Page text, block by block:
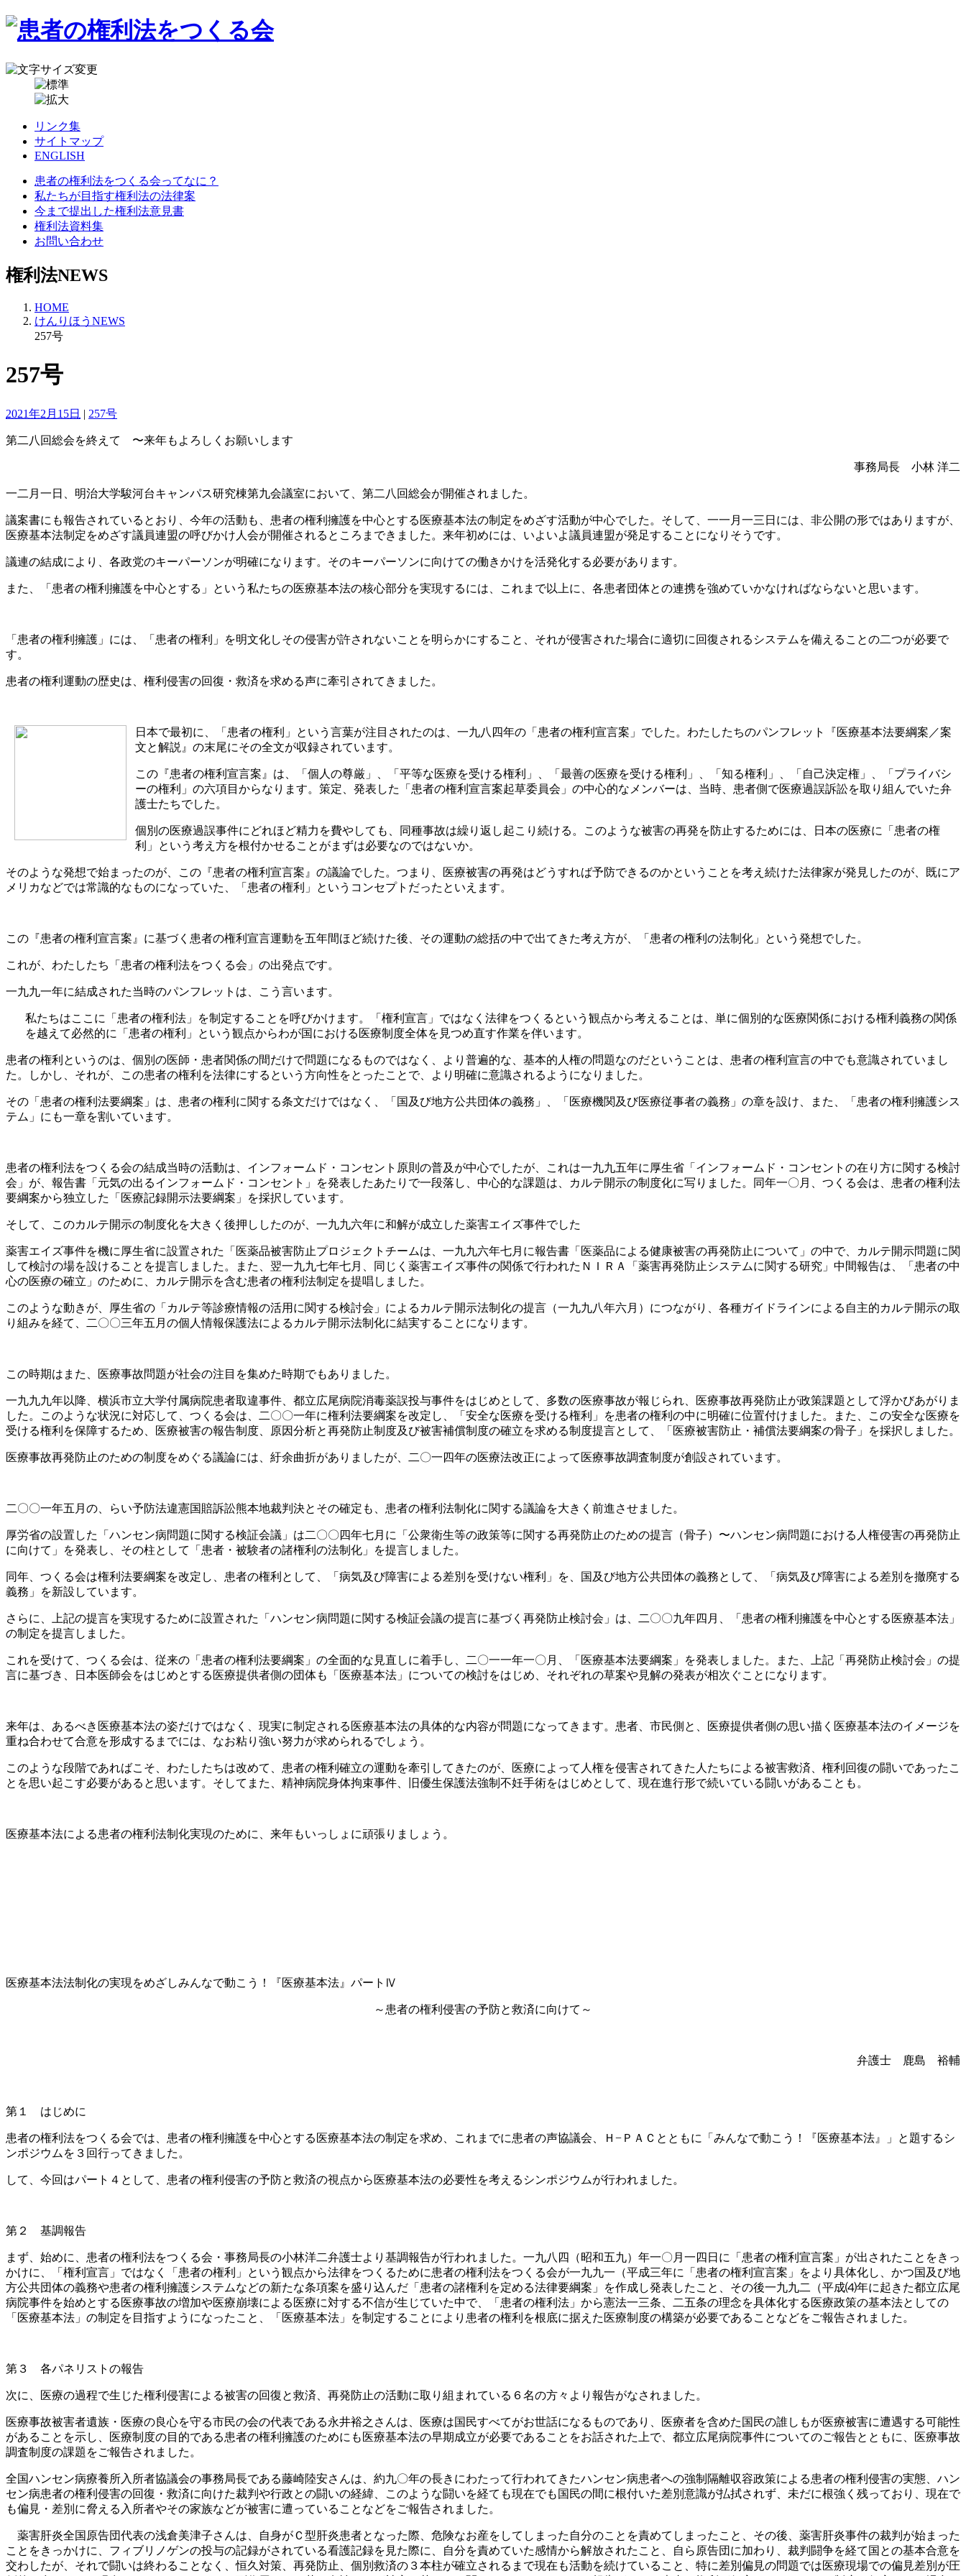
リンク集
サイトマップ
ENGLISH
患者の権利法をつくる会ってなに？
私たちが目指す権利法の法律案
今まで提出した権利法意見書
権利法資料集
お問い合わせ
権利法NEWS
HOME
けんりほうNEWS
257号
257号
2021年2月15日 | 257号
第二八回総会を終えて 〜来年もよろしくお願いします
事務局長 小林 洋二
一二月一日、明治大学駿河台キャンパス研究棟第九会議室において、第二八回総会が開催されました。
議案書にも報告されているとおり、今年の活動も、患者の権利擁護を中心とする医療基本法の制定をめざす活動が中心でした。そして、一一月一三日には、非公開の形ではありますが、
医療基本法制定をめざす議員連盟の呼びかけ人会が開催されるところまできました。来年初めには、いよいよ議員連盟が発足することになりそうです。
議連の結成により、各政党のキーパーソンが明確になります。そのキーパーソンに向けての働きかけを活発化する必要があります。
また、「患者の権利擁護を中心とする」という私たちの医療基本法の核心部分を実現するには、これまで以上に、各患者団体との連携を強めていかなければならないと思います。
「患者の権利擁護」には、「患者の権利」を明文化しその侵害が許されないことを明らかにすること、それが侵害された場合に適切に回復されるシステムを備えることの二つが必要で
す。
患者の権利運動の歴史は、権利侵害の回復・救済を求める声に牽引されてきました。
日本で最初に、「患者の権利」という言葉が注目されたのは、一九八四年の「患者の権利宣言案」でした。わたしたちのパンフレット『医療基本法要綱案／案
文と解説』の末尾にその全文が収録されています。
この『患者の権利宣言案』は、「個人の尊厳」、「平等な医療を受ける権利」、「最善の医療を受ける権利」、「知る権利」、「自己決定権」、「プライバシ
ーの権利」の六項目からなります。策定、発表した「患者の権利宣言案起草委員会」の中心的なメンバーは、当時、患者側で医療過誤訴訟を取り組んでいた弁
護士たちでした。
個別の医療過誤事件にどれほど精力を費やしても、同種事故は繰り返し起こり続ける。このような被害の再発を防止するためには、日本の医療に「患者の権
利」という考え方を根付かせることがまずは必要なのではないか。
そのような発想で始まったのが、この『患者の権利宣言案』の議論でした。つまり、医療被害の再発はどうすれば予防できるのかということを考え続けた法律家が発見したのが、既にア
メリカなどでは常識的なものになっていた、「患者の権利」というコンセプトだったといえます。
この『患者の権利宣言案』に基づく患者の権利宣言運動を五年間ほど続けた後、その運動の総括の中で出てきた考え方が、「患者の権利の法制化」という発想でした。
これが、わたしたち「患者の権利法をつくる会」の出発点です。
一九九一年に結成された当時のパンフレットは、こう言います。
私たちはここに「患者の権利法」を制定することを呼びかけます。「権利宣言」ではなく法律をつくるという観点から考えることは、単に個別的な医療関係における権利義務の関係
を越えて必然的に「患者の権利」という観点からわが国における医療制度全体を見つめ直す作業を伴います。
患者の権利というのは、個別の医師・患者関係の間だけで問題になるものではなく、より普遍的な、基本的人権の問題なのだということは、患者の権利宣言の中でも意識されていまし
た。しかし、それが、この患者の権利を法律にするという方向性をとったことで、より明確に意識されるようになりました。
その「患者の権利法要綱案」は、患者の権利に関する条文だけではなく、「国及び地方公共団体の義務」、「医療機関及び医療従事者の義務」の章を設け、また、「患者の権利擁護シス
テム」にも一章を割いています。
患者の権利法をつくる会の結成当時の活動は、インフォームド・コンセント原則の普及が中心でしたが、これは一九九五年に厚生省「インフォームド・コンセントの在り方に関する検討
会」が、報告書「元気の出るインフォームド・コンセント」を発表したあたりで一段落し、中心的な課題は、カルテ開示の制度化に写りました。同年一〇月、つくる会は、患者の権利法
要綱案から独立した「医療記録開示法要綱案」を採択しています。
そして、このカルテ開示の制度化を大きく後押ししたのが、一九九六年に和解が成立した薬害エイズ事件でした
薬害エイズ事件を機に厚生省に設置された「医薬品被害防止プロジェクトチームは、一九九六年七月に報告書「医薬品による健康被害の再発防止について」の中で、カルテ開示問題に関
して検討の場を設けることを提言しました。また、翌一九九七年七月、同じく薬害エイズ事件の関係で行われたＮＩＲＡ「薬害再発防止システムに関する研究」中間報告は、「患者の中
心の医療の確立」のために、カルテ開示を含む患者の権利法制定を提唱しました。
このような動きが、厚生省の「カルテ等診療情報の活用に関する検討会」によるカルテ開示法制化の提言（一九九八年六月）につながり、各種ガイドラインによる自主的カルテ開示の取
り組みを経て、二〇〇三年五月の個人情報保護法によるカルテ開示法制化に結実することになります。
この時期はまた、医療事故問題が社会の注目を集めた時期でもありました。
一九九九年以降、横浜市立大学付属病院患者取違事件、都立広尾病院消毒薬誤投与事件をはじめとして、多数の医療事故が報じられ、医療事故再発防止が政策課題として浮かびあがりま
した。このような状況に対応して、つくる会は、二〇〇一年に権利法要綱案を改定し、「安全な医療を受ける権利」を患者の権利の中に明確に位置付けました。また、この安全な医療を
受ける権利を保障するため、医療被害の報告制度、原因分析と再発防止制度及び被害補償制度の確立を求める制度提言として、「医療被害防止・補償法要綱案の骨子」を採択しました。
医療事故再発防止のための制度をめぐる議論には、紆余曲折がありましたが、二〇一四年の医療法改正によって医療事故調査制度が創設されています。
二〇〇一年五月の、らい予防法違憲国賠訴訟熊本地裁判決とその確定も、患者の権利法制化に関する議論を大きく前進させました。
厚労省の設置した「ハンセン病問題に関する検証会議」は二〇〇四年七月に「公衆衛生等の政策等に関する再発防止のための提言（骨子）〜ハンセン病問題における人権侵害の再発防止
に向けて」を発表し、その柱として「患者・被験者の諸権利の法制化」を提言しました。
同年、つくる会は権利法要綱案を改定し、患者の権利として、「病気及び障害による差別を受けない権利」を、国及び地方公共団体の義務として、「病気及び障害による差別を撤廃する
義務」を新設しています。
さらに、上記の提言を実現するために設置された「ハンセン病問題に関する検証会議の提言に基づく再発防止検討会」は、二〇〇九年四月、「患者の権利擁護を中心とする医療基本法」
の制定を提言しました。
これを受けて、つくる会は、従来の「患者の権利法要綱案」の全面的な見直しに着手し、二〇一一年一〇月、「医療基本法要綱案」を発表しました。また、上記「再発防止検討会」の提
言に基づき、日本医師会をはじめとする医療提供者側の団体も「医療基本法」についての検討をはじめ、それぞれの草案や見解の発表が相次ぐことになります。
来年は、あるべき医療基本法の姿だけではなく、現実に制定される医療基本法の具体的な内容が問題になってきます。患者、市民側と、医療提供者側の思い描く医療基本法のイメージを
重ね合わせて合意を形成するまでには、なお粘り強い努力が求められるでしょう。
このような段階であればこそ、わたしたちは改めて、患者の権利確立の運動を牽引してきたのが、医療によって人権を侵害されてきた人たちによる被害救済、権利回復の闘いであったこ
とを思い起こす必要があると思います。そしてまた、精神病院身体拘束事件、旧優生保護法強制不妊手術をはじめとして、現在進行形で続いている闘いがあることも。
医療基本法による患者の権利法制化実現のために、来年もいっしょに頑張りましょう。
医療基本法法制化の実現をめざしみんなで動こう！『医療基本法』パートⅣ
～患者の権利侵害の予防と救済に向けて～
弁護士 鹿島 裕輔
第１ はじめに
患者の権利法をつくる会では、患者の権利擁護を中心とする医療基本法の制定を求め、これまでに患者の声協議会、Ｈ−ＰＡＣとともに「みんなで動こう！『医療基本法』」と題するシ
ンポジウムを３回行ってきました。
して、今回はパート４として、患者の権利侵害の予防と救済の視点から医療基本法の必要性を考えるシンポジウムが行われました。
第２ 基調報告
まず、始めに、患者の権利法をつくる会・事務局長の小林洋二弁護士より基調報告が行われました。一九八四（昭和五九）年一〇月一四日に「患者の権利宣言案」が出されたことをきっ
かけに、「権利宣言」ではなく「患者の権利」という観点から法律をつくるために患者の権利法をつくる会が一九九一（平成三年に「患者の権利宣言案」をより具体化し、かつ国及び地
方公共団体の義務や患者の権利擁護システムなどの新たな条項案を盛り込んだ「患者の諸権利を定める法律要綱案」を作成し発表したこと、その後一九九二（平成⑷年に起きた都立広尾
病院事件を始めとする医療事故の増加や医療崩壊による医療に対する不信が生じていた中で、「患者の権利法」から憲法一三条、二五条の理念を具体化する医療政策の基本法としての
「医療基本法」の制定を目指すようになったこと、「医療基本法」を制定することにより患者の権利を根底に据えた医療制度の構築が必要であることなどをご報告されました。
第３ 各パネリストの報告
次に、医療の過程で生じた権利侵害による被害の回復と救済、再発防止の活動に取り組まれている６名の方々より報告がなされました。
医療事故被害者遺族・医療の良心を守る市民の会の代表である永井裕之さんは、医療は国民すべてがお世話になるものであり、医療者を含めた国民の誰しもが医療被害に遭遇する可能性
があることを示し、医療制度の目的である患者の権利擁護のためにも医療基本法の早期成立が必要であることをお話された上で、都立広尾病院事件についてのご報告とともに、医療事故
調査制度の課題をご報告されました。
全国ハンセン病療養所入所者協議会の事務局長である藤崎陸安さんは、約九〇年の長きにわたって行われてきたハンセン病患者への強制隔離収容政策による患者の権利侵害の実態、ハン
セン病患者の権利侵害の回復・救済に向けた裁判や行政との闘いの経緯、このような闘いを経ても現在でも国民の間に根付いた差別意識が払拭されず、未だに根強く残っており、現在で
も偏見・差別に脅える入所者やその家族などが被害に遭っていることなどをご報告されました。
薬害肝炎全国原告団代表の浅倉美津子さんは、自身がＣ型肝炎患者となった際、危険なお産をしてしまった自分のことを責めてしまったこと、その後、薬害肝炎事件の裁判が始まった
ことをきっかけに、フィブリノゲンの投与の記録がされている看護記録を見た際に、自分を責めていた感情から解放されたこと、自ら原告団に加わり、裁判闘争を経て国との基本合意を
交わしたが、それで闘いは終わることなく、恒久対策、再発防止、個別救済の３本柱が確立されるまで現在も活動を続けていること、特に差別偏見の問題では医療現場での偏見差別が圧